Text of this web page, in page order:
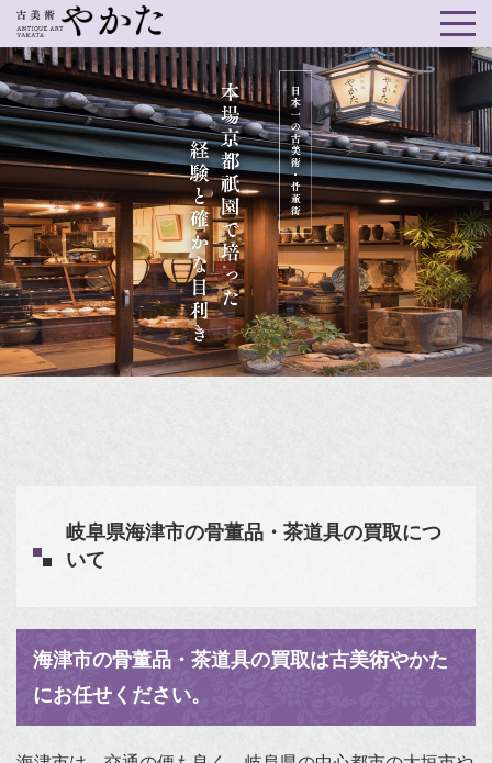
岐阜県海津市の骨董品・茶道具の買取につ
いて
海津市の骨董品・茶道具の買取は古美術やかた
にお任せください。